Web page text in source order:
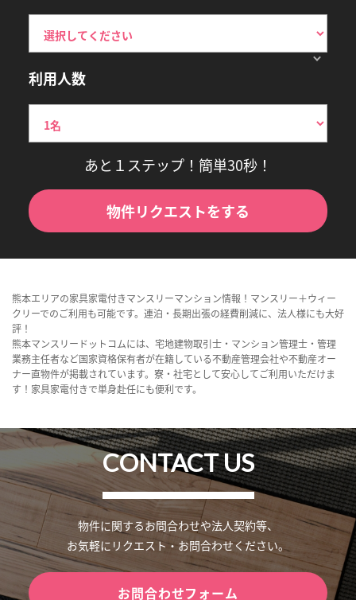
利用人数
あと１ステップ！簡単30秒！
物件リクエストをする
熊本エリアの家具家電付きマンスリーマンション情報！マンスリー＋ウィー
クリーでのご利用も可能です。連泊・長期出張の経費削減に、法人様にも大好
評！
熊本マンスリードットコムには、宅地建物取引士・マンション管理士・管理
業務主任者など国家資格保有者が在籍している不動産管理会社や不動産オー
ナー直物件が掲載されています。寮・社宅として安心してご利用いただけま
す！家具家電付きで単身赴任にも便利です。
CONTACT US
物件に関するお問合わせや法人契約等、
お気軽にリクエスト・お問合わせください。
お問合わせフォーム